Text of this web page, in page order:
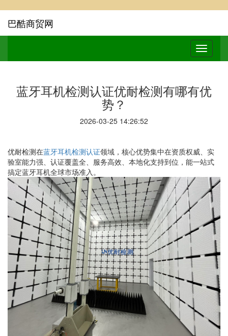
巴酷商贸网
蓝牙耳机检测认证优耐检测有哪有优
势？
2026-03-25 14:26:52
优耐检测在蓝牙耳机检测认证领域，核心优势集中在资质权威、实
验室能力强、认证覆盖全、服务高效、本地化支持到位，能一站式
搞定蓝牙耳机全球市场准入。